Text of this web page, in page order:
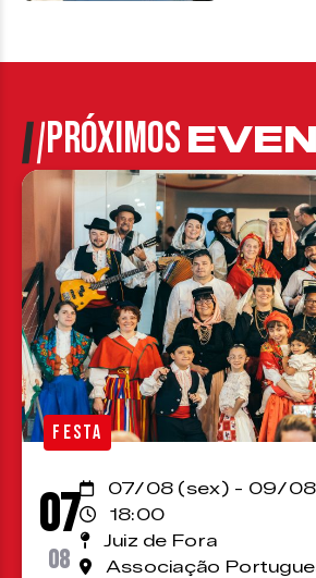
PRÓXIMOS
FESTA
07
08
07/08 (sex) - 09/08
18:00
Juiz de Fora
Associação